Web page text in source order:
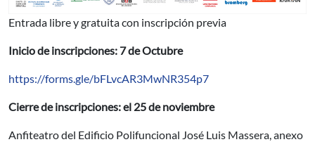
Entrada libre y gratuita con inscripción previa
Inicio de inscripciones: 7 de Octubre
https://forms.gle/bFLvcAR3MwNR354p7
Cierre de inscripciones: el 25 de noviembre
Anfiteatro del Edificio Polifuncional José Luis Massera, anexo